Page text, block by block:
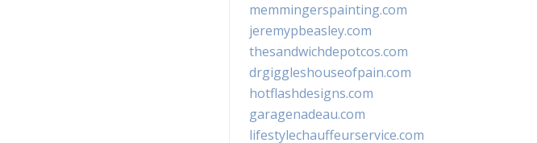
memmingerspainting.com
jeremypbeasley.com
thesandwichdepotcos.com
drgiggleshouseofpain.com
hotflashdesigns.com
garagenadeau.com
lifestylechauffeurservice.com